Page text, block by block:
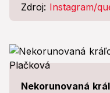
Zdroj: Instagram/
Nekorunovaná